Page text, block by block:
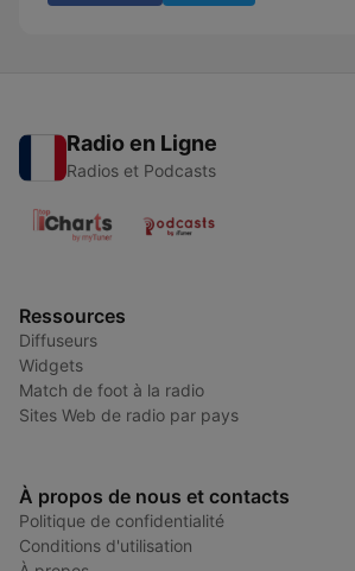
Radio en Ligne
Radios et Podcasts
Ressources
Diffuseurs
Widgets
Match de foot à la radio
Sites Web de radio par pays
À propos de nous et contacts
Politique de confidentialité
Conditions d'utilisation